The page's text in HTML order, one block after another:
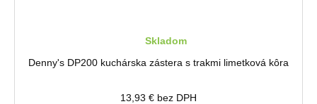
Skladom
Denny's DP200 kuchárska zástera s trakmi limetková kôra
13,93 € bez DPH